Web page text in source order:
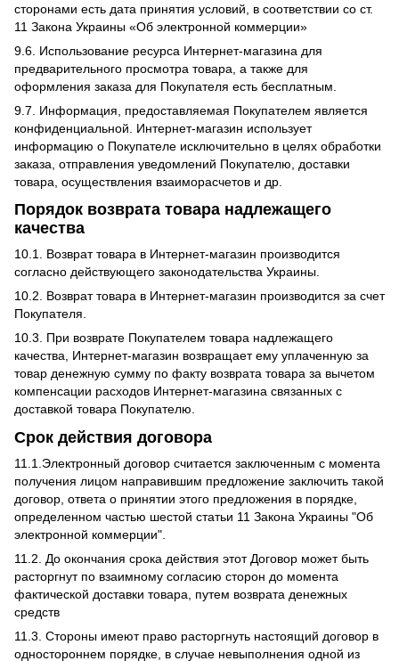
сторонами есть дата принятия условий, в соответствии со ст.
11 Закона Украины «Об электронной коммерции»
9.6. Использование ресурса Интернет-магазина для
предварительного просмотра товара, а также для
оформления заказа для Покупателя есть бесплатным.
9.7. Информация, предоставляемая Покупателем является
конфиденциальной. Интернет-магазин использует
информацию о Покупателе исключительно в целях обработки
заказа, отправления уведомлений Покупателю, доставки
товара, осуществления взаиморасчетов и др.
Порядок возврата товара надлежащего
качества
10.1. Возврат товара в Интернет-магазин производится
согласно действующего законодательства Украины.
10.2. Возврат товара в Интернет-магазин производится за счет
Покупателя.
10.3. При возврате Покупателем товара надлежащего
качества, Интернет-магазин возвращает ему уплаченную за
товар денежную сумму по факту возврата товара за вычетом
компенсации расходов Интернет-магазина связанных с
доставкой товара Покупателю.
Срок действия договора
11.1.Электронный договор считается заключенным с момента
получения лицом направившим предложение заключить такой
договор, ответа о принятии этого предложения в порядке,
определенном частью шестой статьи 11 Закона Украины "Об
электронной коммерции".
11.2. До окончания срока действия этот Договор может быть
расторгнут по взаимному согласию сторон до момента
фактической доставки товара, путем возврата денежных
средств
11.3. Стороны имеют право расторгнуть настоящий договор в
одностороннем порядке, в случае невыполнения одной из